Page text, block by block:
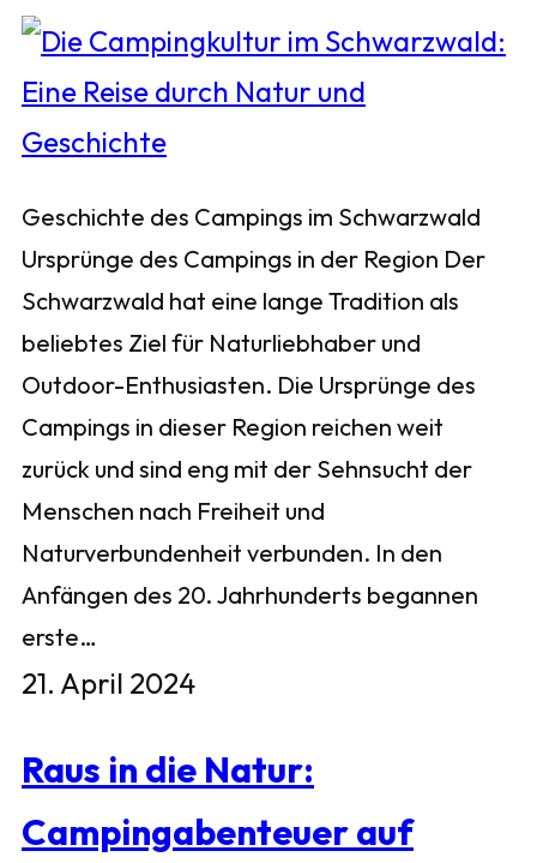
Geschichte des Campings im Schwarzwald
Ursprünge des Campings in der Region Der
Schwarzwald hat eine lange Tradition als
beliebtes Ziel für Naturliebhaber und
Outdoor-Enthusiasten. Die Ursprünge des
Campings in dieser Region reichen weit
zurück und sind eng mit der Sehnsucht der
Menschen nach Freiheit und
Naturverbundenheit verbunden. In den
Anfängen des 20. Jahrhunderts begannen
erste…
21. April 2024
Raus in die Natur:
Campingabenteuer auf